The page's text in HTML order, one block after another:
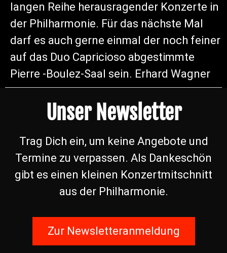
langen Reihe herausragender Konzerte in
der Philharmonie. Für das nächste Mal
darf es auch gerne einmal der noch feiner
auf das Duo Capricioso abgestimmte
Pierre -Boulez-Saal sein. Erhard Wagner
Unser Newsletter
Trag Dich ein, um keine Angebote und
Termine zu verpassen. Als Dankeschön
gibt es einen kleinen Konzertmitschnitt
aus der Philharmonie.
Zur Newsletteranmeldung